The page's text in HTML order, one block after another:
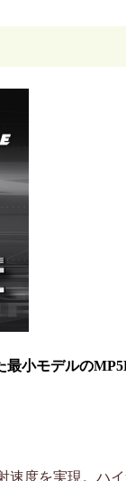
最小モデルの
度を実現。ハ